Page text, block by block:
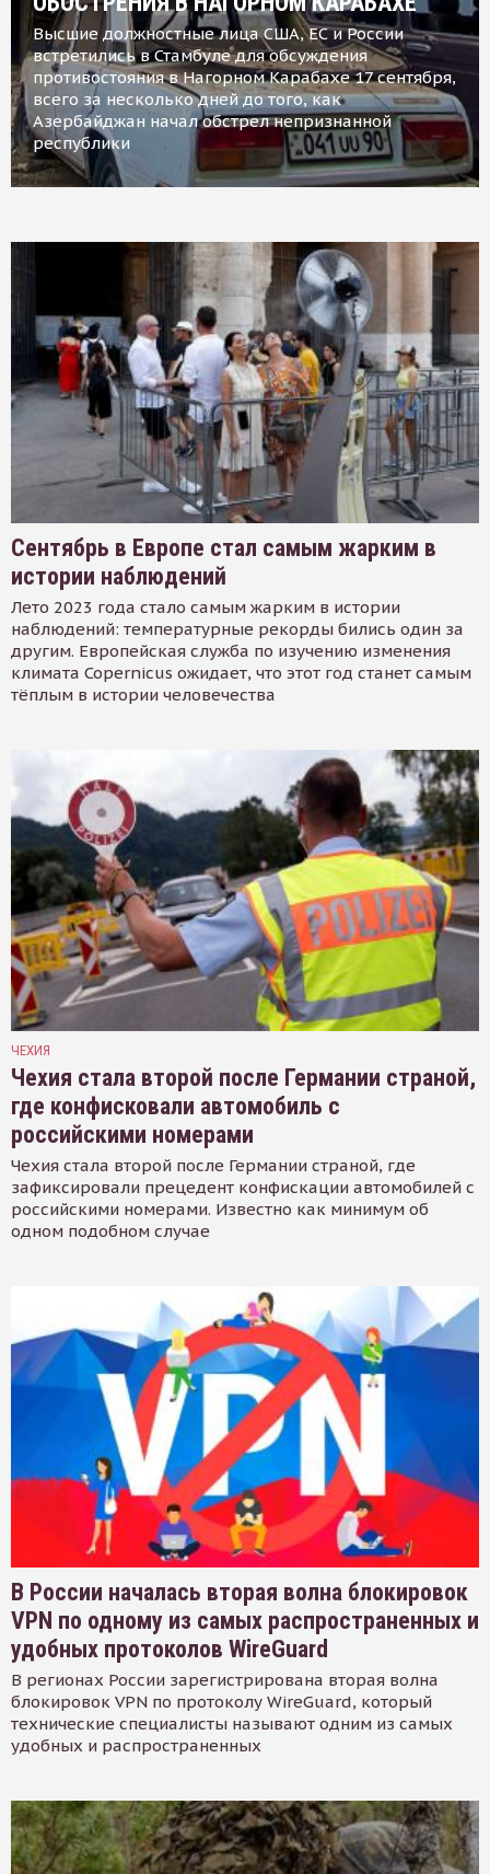
Высшие должностные лица США, ЕС и России
встретились в Стамбуле для обсуждения
противостояния в Нагорном Карабахе 17 сентября,
всего за несколько дней до того, как
Азербайджан начал обстрел непризнанной
республики
Сентябрь в Европе стал самым жарким в
истории наблюдений
Лето 2023 года стало самым жарким в истории
наблюдений: температурные рекорды бились один за
другим. Европейская служба по изучению изменения
климата Copernicus ожидает, что этот год станет самым
тёплым в истории человечества
ЧЕХИЯ
Чехия стала второй после Германии страной,
где конфисковали автомобиль с
российскими номерами
Чехия стала второй после Германии страной, где
зафиксировали прецедент конфискации автомобилей с
российскими номерами. Известно как минимум об
одном подобном случае
В России началась вторая волна блокировок
VPN по одному из самых распространенных и
удобных протоколов WireGuard
В регионах России зарегистрирована вторая волна
блокировок VPN по протоколу WireGuard, который
технические специалисты называют одним из самых
удобных и распространенных